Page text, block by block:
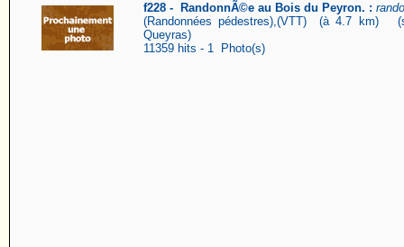
f228 - RandonnÃ©e au Bois du Peyron. :
(Randonnées pédestres),(VTT) (à 4.7 km)
Queyras)
11359 hits - 1 Photo(s)